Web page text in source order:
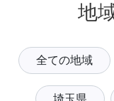
地
全ての地域
埼玉県